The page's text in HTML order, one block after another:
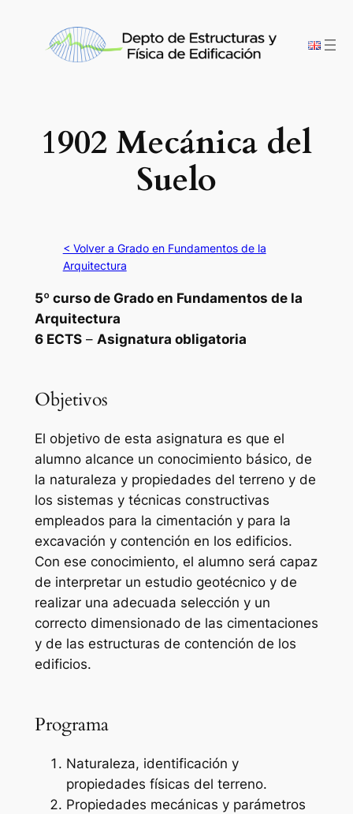
contenido
1902 Mecánica del
Suelo
< Volver a Grado en Fundamentos de la
Arquitectura
5º curso de Grado en Fundamentos de la
Arquitectura
6 ECTS– Asignatura obligatoria
Objetivos
El objetivo de esta asignatura es que el
alumno alcance un conocimiento básico, de
la naturaleza y propiedades del terreno y de
los sistemas y técnicas constructivas
empleados para la cimentación y para la
excavación y contención en los edificios.
Con ese conocimiento, el alumno será capaz
de interpretar un estudio geotécnico y de
realizar una adecuada selección y un
correcto dimensionado de las cimentaciones
y de las estructuras de contención de los
edificios.
Programa
Naturaleza, identificación y
propiedades físicas del terreno.
Propiedades mecánicas y parámetros